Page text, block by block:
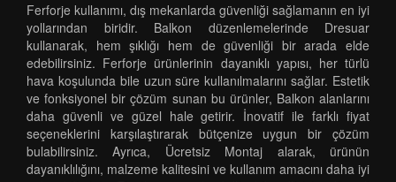
Ferforje kullanımı, dış mekanlarda güvenliği sağlamanın en iyi
yollarından biridir. Balkon düzenlemelerinde Dresuar
kullanarak, hem şıklığı hem de güvenliği bir arada elde
edebilirsiniz. Ferforje ürünlerinin dayanıklı yapısı, her türlü
hava koşulunda bile uzun süre kullanılmalarını sağlar. Estetik
ve fonksiyonel bir çözüm sunan bu ürünler, Balkon alanlarını
daha güvenli ve güzel hale getirir. İnovatif ile farklı fiyat
seçeneklerini karşılaştırarak bütçenize uygun bir çözüm
bulabilirsiniz. Ayrıca, Ücretsiz Montaj alarak, ürünün
dayanıklılığını, malzeme kalitesini ve kullanım amacını daha iyi